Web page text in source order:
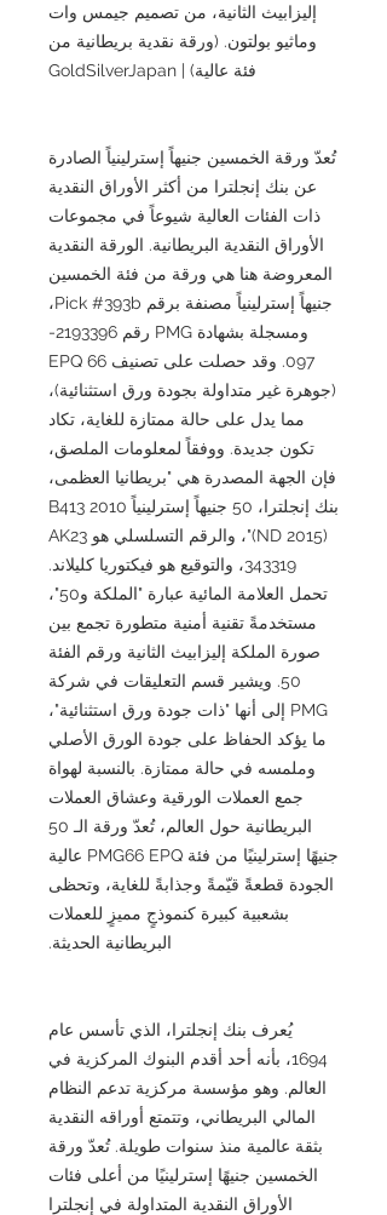
إليزابيث الثانية، من تصميم جيمس وات
وماثيو بولتون. (ورقة نقدية بريطانية من
فئة عالية) | GoldSilverJapan
تُعدّ ورقة الخمسين جنيهاً إسترلينياً الصادرة
عن بنك إنجلترا من أكثر الأوراق النقدية
ذات الفئات العالية شيوعاً في مجموعات
الأوراق النقدية البريطانية. الورقة النقدية
المعروضة هنا هي ورقة من فئة الخمسين
جنيهاً إسترلينياً مصنفة برقم Pick #393b،
ومسجلة بشهادة PMG رقم 2193396-
097. وقد حصلت على تصنيف 66 EPQ
(جوهرة غير متداولة بجودة ورق استثنائية)،
مما يدل على حالة ممتازة للغاية، تكاد
تكون جديدة. ووفقاً لمعلومات الملصق،
فإن الجهة المصدرة هي "بريطانيا العظمى،
بنك إنجلترا، 50 جنيهاً إسترلينياً B413 2010
(ND 2015)"، والرقم التسلسلي هو AK23
343319، والتوقيع هو فيكتوريا كليلاند.
تحمل العلامة المائية عبارة "الملكة و50"،
مستخدمةً تقنية أمنية متطورة تجمع بين
صورة الملكة إليزابيث الثانية ورقم الفئة
50. ويشير قسم التعليقات في شركة
PMG إلى أنها "ذات جودة ورق استثنائية"،
ما يؤكد الحفاظ على جودة الورق الأصلي
وملمسه في حالة ممتازة. بالنسبة لهواة
جمع العملات الورقية وعشاق العملات
البريطانية حول العالم، تُعدّ ورقة الـ 50
جنيهًا إسترلينيًا من فئة PMG66 EPQ عالية
الجودة قطعةً قيّمةً وجذابةً للغاية، وتحظى
بشعبية كبيرة كنموذجٍ مميزٍ للعملات
البريطانية الحديثة.
يُعرف بنك إنجلترا، الذي تأسس عام
1694، بأنه أحد أقدم البنوك المركزية في
العالم. وهو مؤسسة مركزية تدعم النظام
المالي البريطاني، وتتمتع أوراقه النقدية
بثقة عالمية منذ سنوات طويلة. تُعدّ ورقة
الخمسين جنيهًا إسترلينيًا من أعلى فئات
الأوراق النقدية المتداولة في إنجلترا